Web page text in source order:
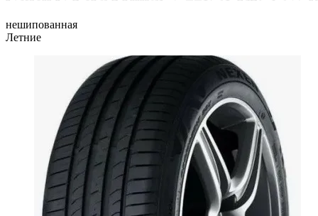
нешипованная
Летние